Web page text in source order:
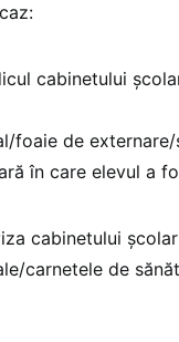
cabinetului
foaie de externare/
în care elevul a
cabinetului
carnetele de